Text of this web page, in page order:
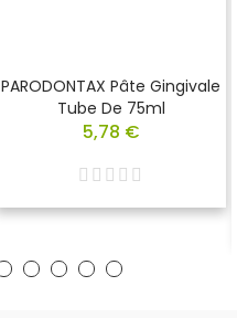
PARODONTAX Pâte Gingivale
Tube De 75ml
5,78 €